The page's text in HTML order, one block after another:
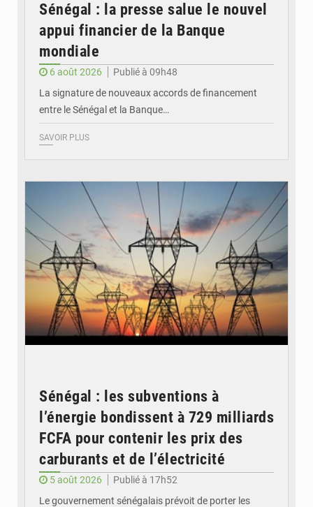
Sénégal : la presse salue le nouvel
appui financier de la Banque
mondiale
6 août 2026
Publié à 09h48
La signature de nouveaux accords de financement
entre le Sénégal et la Banque…
SAVOIR PLUS
Sénégal : les subventions à
l’énergie bondissent à 729 milliards
FCFA pour contenir les prix des
carburants et de l’électricité
5 août 2026
Publié à 17h52
Le gouvernement sénégalais prévoit de porter les